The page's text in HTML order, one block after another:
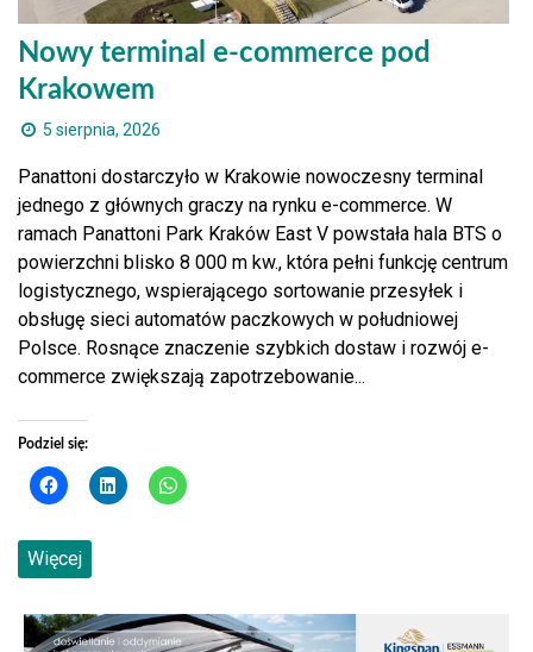
Nowy terminal e-commerce pod
Krakowem
5 sierpnia, 2026
Panattoni dostarczyło w Krakowie nowoczesny terminal
jednego z głównych graczy na rynku e-commerce. W
ramach Panattoni Park Kraków East V powstała hala BTS o
powierzchni blisko 8 000 m kw., która pełni funkcję centrum
logistycznego, wspierającego sortowanie przesyłek i
obsługę sieci automatów paczkowych w południowej
Polsce. Rosnące znaczenie szybkich dostaw i rozwój e-
commerce zwiększają zapotrzebowanie...
Podziel się:
Więcej